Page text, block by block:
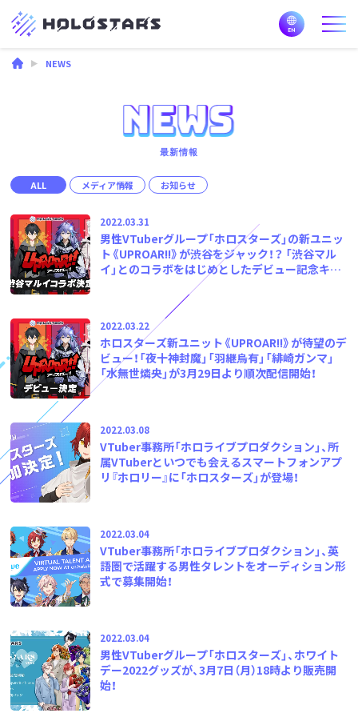
NEWS
最新情報
ALL メディア情報 お知らせ
2022.03.31
男性VTuberグループ「ホロスターズ」の新ユニッ
ト《UPROAR!!》が渋谷をジャック！？ 「渋谷マル
イ」とのコラボをはじめとしたデビュー記念キャ
ンペーンが4月1日から開始！
2022.03.22
ホロスターズ新ユニット《UPROAR!!》が待望のデ
ビュー！「夜十神封魔」「羽継烏有」「緋崎ガンマ」
「水無世燐央」が3月29日より順次配信開始！
2022.03.08
VTuber事務所「ホロライブプロダクション」、所
属VTuberといつでも会えるスマートフォンアプ
リ『ホロリー』に「ホロスターズ」が登場！
2022.03.04
VTuber事務所「ホロライブプロダクション」、英
語圏で活躍する男性タレントをオーディション形
式で募集開始！
2022.03.04
男性VTuberグループ「ホロスターズ」、ホワイト
デー2022グッズが、3月7日（月）18時より販売開
始！